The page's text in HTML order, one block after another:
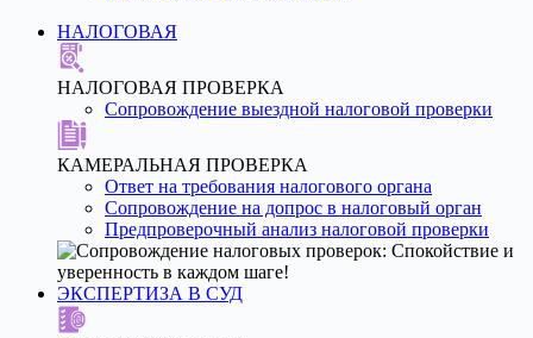
НАЛОГОВАЯ
НАЛОГОВАЯ ПРОВЕРКА
Сопровождение выездной налоговой проверки
КАМЕРАЛЬНАЯ ПРОВЕРКА
Ответ на требования налогового органа
Сопровождение на допрос в налоговый орган
Предпроверочный анализ налоговой проверки
ЭКСПЕРТИЗА В СУД